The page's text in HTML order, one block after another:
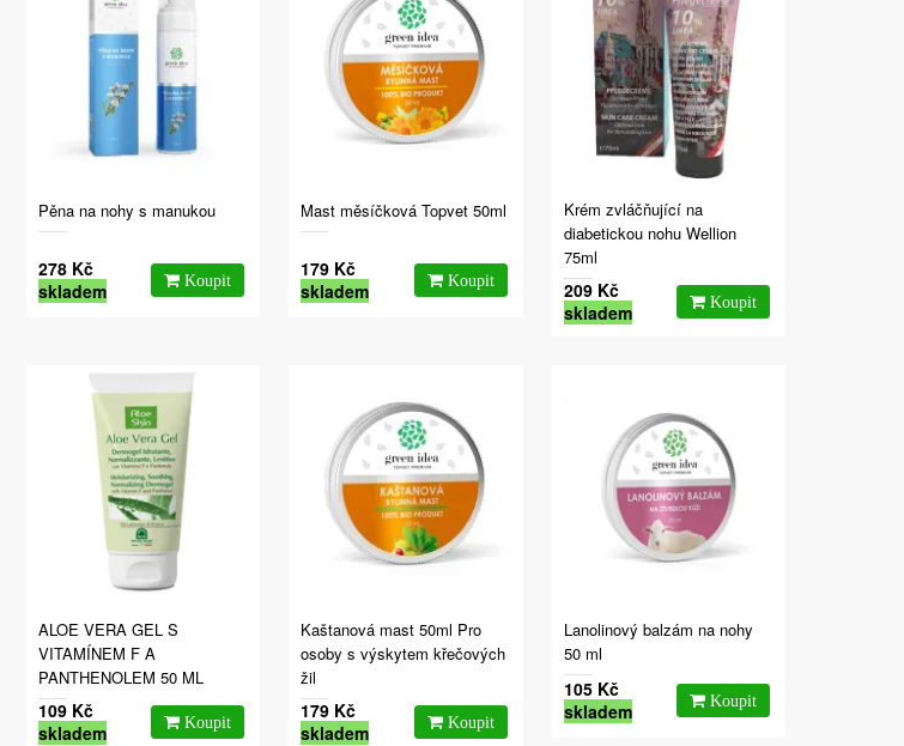
Pěna na nohy s manukou
278 Kč
skladem
Mast měsíčková Topvet 50ml
179 Kč
skladem
Krém zvláčňující na
diabetickou nohu Wellion
75ml
209 Kč
skladem
ALOE VERA GEL S
VITAMÍNEM F A
PANTHENOLEM 50 ML
109 Kč
skladem
Kaštanová mast 50ml Pro
osoby s výskytem křečových
žil
179 Kč
skladem
Lanolinový balzám na nohy
50 ml
105 Kč
skladem